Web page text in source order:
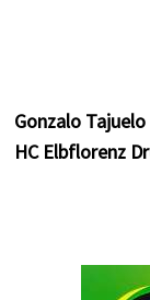
Gonzalo
HC Elbflorenz